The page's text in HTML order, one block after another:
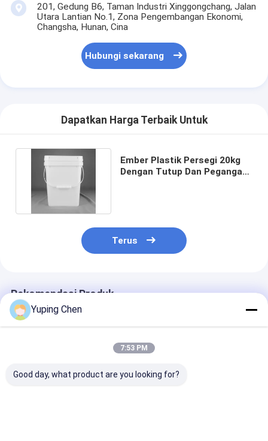
201, Gedung B6, Taman Industri Xinggongchang, Jalan
Utara Lantian No.1, Zona Pengembangan Ekonomi,
Changsha, Hunan, Cina
Hubungi sekarang
Dapatkan Harga Terbaik Untuk
Ember Plastik Persegi 20kg
Dengan Tutup Dan Pegangan
Terus
Rekomendasi Produk
Yuping Chen
7:53 PM
Good day, what product are you looking for?